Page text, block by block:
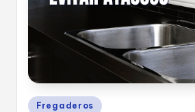
r
Publicado
Fregaderos